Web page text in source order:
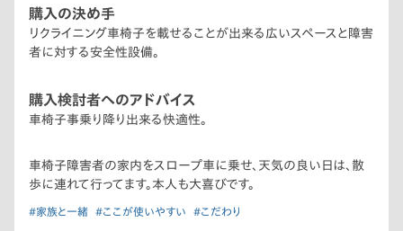
購入の決め手
リクライニング車椅子を載せることが出来る広いスペースと障害
者に対する安全性設備。
購入検討者へのアドバイス
車椅子事乗り降り出来る快適性。
車椅子障害者の家内をスロープ車に乗せ、天気の良い日は、散
歩に連れて行ってます。本人も大喜びです。
#家族と一緒 #ここが使いやすい #こだわり